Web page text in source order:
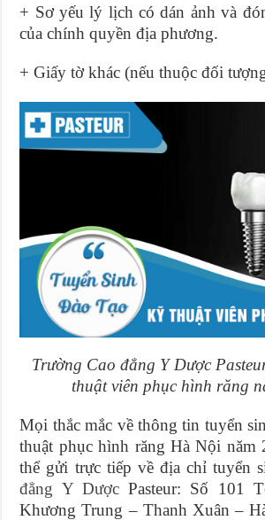
+ Sơ yếu lý lịch có dán ảnh và
của chính quyền địa phương.
+ Giấy tờ khác (nếu thuộc đối
Trường Cao đẳng Y Dược
thuật viên phục hình răng
Mọi thắc mắc về thông tin tuyển
thuật phục hình răng Hà Nội năm
thể gửi trực tiếp về địa chỉ tuyển
đẳng Y DượcPasteur: Số 101
Khương Trung – Thanh Xuân –